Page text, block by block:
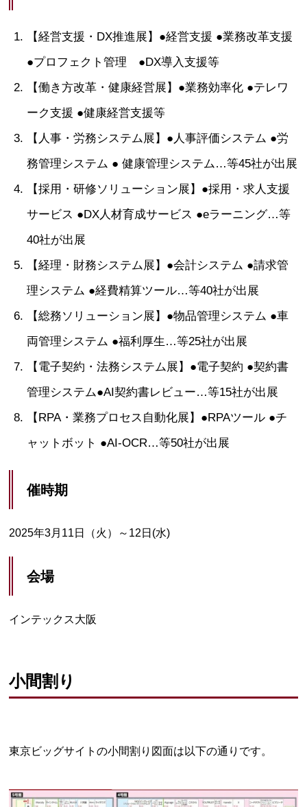
【経営支援・DX推進展】●経営支援 ●業務改革支援
●プロフェクト管理 ●DX導入支援等
【働き方改革・健康経営展】●業務効率化 ●テレワ
ーク支援 ●健康経営支援等
【人事・労務システム展】●人事評価システム ●労
務管理システム ● 健康管理システム…等45社が出展
【採用・研修ソリューション展】●採用・求人支援
サービス ●DX人材育成サービス ●eラーニング…等
40社が出展
【経理・財務システム展】●会計システム ●請求管
理システム ●経費精算ツール…等40社が出展
【総務ソリューション展】●物品管理システム ●車
両管理システム ●福利厚生…等25社が出展
【電子契約・法務システム展】●電子契約 ●契約書
管理システム●AI契約書レビュー…等15社が出展
【RPA・業務プロセス自動化展】●RPAツール ●チ
ャットボット ●AI-OCR…等50社が出展
催時期
2025年3月11日（火）～12日(水)
会場
インテックス大阪
小間割り
東京ビッグサイトの小間割り図面は以下の通りです。